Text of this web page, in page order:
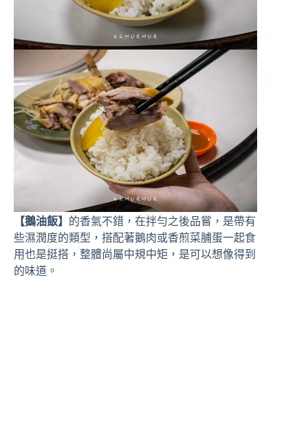
【鵝油飯】 的香氣不錯，在拌勻之後品嘗，是帶有
些濕潤度的類型，搭配著鵝肉或香煎菜脯蛋一起食
用也是挺搭，整體尚屬中規中矩，是可以想像得到
的味道。